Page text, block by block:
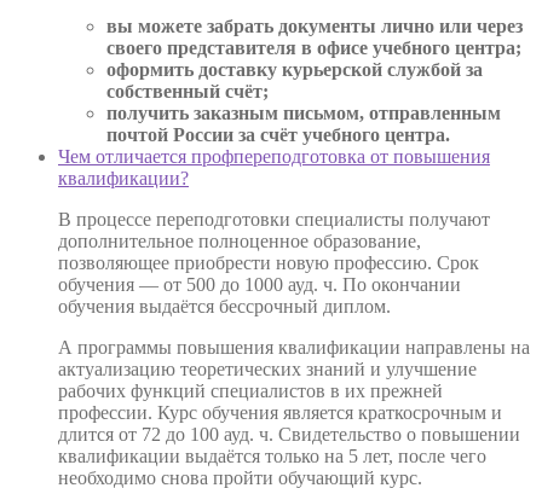
вы можете забрать документы лично или через
своего представителя в офисе учебного центра;
оформить доставку курьерской службой за
собственный счёт;
получить заказным письмом, отправленным
почтой России за счёт учебного центра.
Чем отличается профпереподготовка от повышения
квалификации?
В процессе переподготовки специалисты получают
дополнительное полноценное образование,
позволяющее приобрести новую профессию. Срок
обучения — от 500 до 1000 ауд. ч. По окончании
обучения выдаётся бессрочный диплом.
А программы повышения квалификации направлены на
актуализацию теоретических знаний и улучшение
рабочих функций специалистов в их прежней
профессии. Курс обучения является краткосрочным и
длится от 72 до 100 ауд. ч. Свидетельство о повышении
квалификации выдаётся только на 5 лет, после чего
необходимо снова пройти обучающий курс.